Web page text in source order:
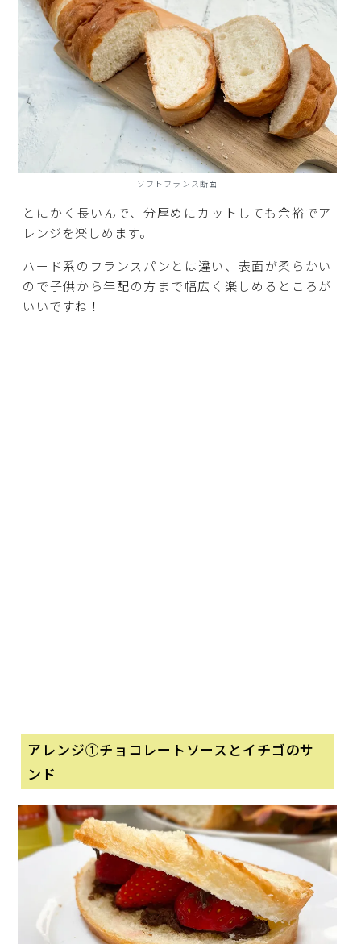
ソフトフランス断面
とにかく長いんで、分厚めにカットしても余裕でア
レンジを楽しめます。
ハード系のフランスパンとは違い、表面が柔らかい
ので子供から年配の方まで幅広く楽しめるところが
いいですね！
アレンジ①チョコレートソースとイチゴのサ
ンド